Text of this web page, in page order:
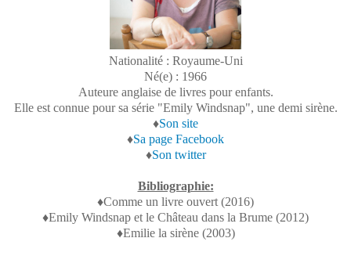
Nationalité : Royaume-Uni
Né(e) : 1966
Auteure anglaise de livres pour enfants.
Elle est connue pour sa série "Emily Windsnap", une demi sirène.
♦Son site
♦Sa page Facebook
♦Son twitter
Bibliographie:
♦Comme un livre ouvert (2016)
♦Emily Windsnap et le Château dans la Brume (2012)
♦Emilie la sirène (2003)